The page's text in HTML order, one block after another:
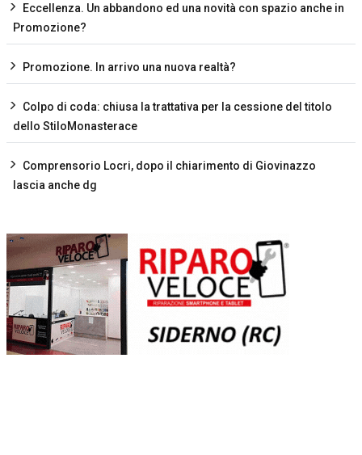
Eccellenza. Un abbandono ed una novità con spazio anche in
Promozione?
Promozione. In arrivo una nuova realtà?
Colpo di coda: chiusa la trattativa per la cessione del titolo
dello StiloMonasterace
Comprensorio Locri, dopo il chiarimento di Giovinazzo
lascia anche dg